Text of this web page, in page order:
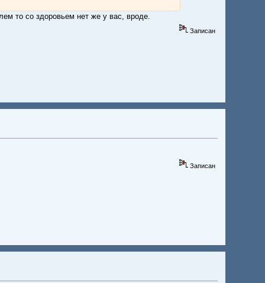
то со здоровьем нет же у вас, вроде.
Записан
Записан